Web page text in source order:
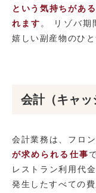
という気持ちがあ
れます 。 リゾバ期
嬉しい副産物のひと
会計（キャッ
会計業務は、フロ
が求められる仕事
レストラン利用代
発生したすべての